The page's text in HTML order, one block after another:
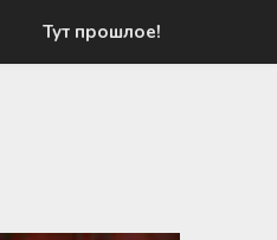
Тут прошлое!